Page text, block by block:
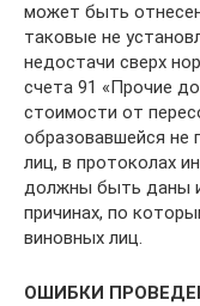
может быть
таковые не
недостачи сверх
счета 91 «Прочие
стоимости от
образовавшейся не
лиц, в протоколах
должны быть даны
причинах, по
виновных лиц.
ОШИБКИ